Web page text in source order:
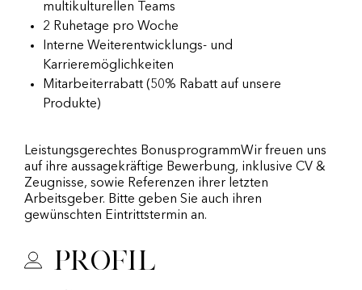
multikulturellen Teams
2 Ruhetage pro Woche
Interne Weiterentwicklungs- und
Karrieremöglichkeiten
Mitarbeiterrabatt (50% Rabatt auf unsere
Produkte)
Leistungsgerechtes BonusprogrammWir freuen uns
auf ihre aussagekräftige Bewerbung, inklusive CV &
Zeugnisse, sowie Referenzen ihrer letzten
Arbeitsgeber. Bitte geben Sie auch ihren
gewünschten Eintrittstermin an.
Profil